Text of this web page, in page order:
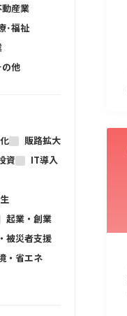
産業
･福祉
の他
販路拡大
資
IT導入
起業・創業
被災者支援
・省エネ